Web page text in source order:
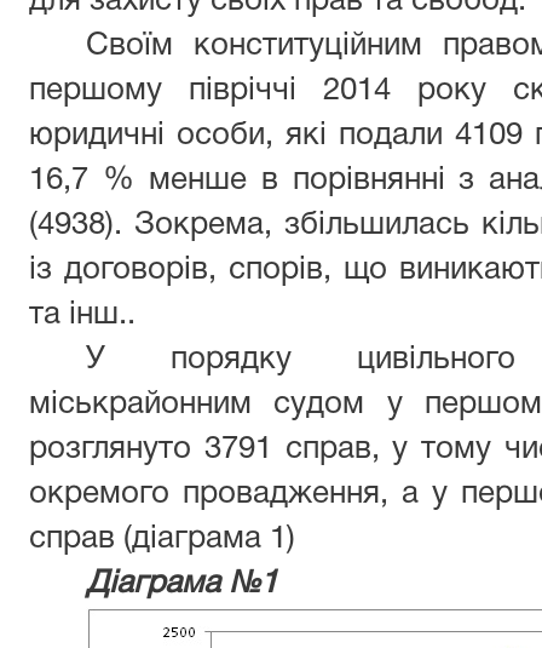
Своїм конституційним
першому півріччі 2014 року
юридичні особи, які подали
16,7 % менше в порівнянні з
(4938). Зокрема, збільшилась
із договорів, спорів, що
та інш..
У порядку цивільного
міськрайонним судом у
розглянуто 3791 справ, у тому
окремого провадження, а у
справ (діаграма 1)
Діаграма №1